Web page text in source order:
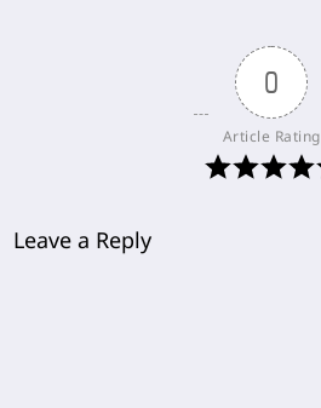
0
Article Rating
Leave a Reply